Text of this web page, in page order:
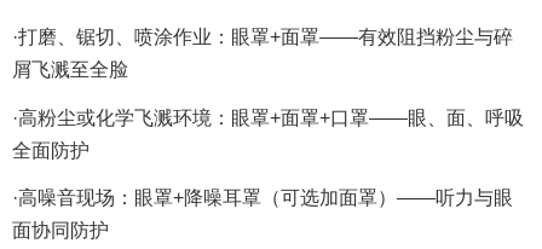
·打磨、锯切、喷涂作业：眼罩+面罩——有效阻挡粉尘与碎
屑飞溅至全脸
·高粉尘或化学飞溅环境：眼罩+面罩+口罩——眼、面、呼吸
全面防护
·高噪音现场：眼罩+降噪耳罩（可选加面罩）——听力与眼
面协同防护